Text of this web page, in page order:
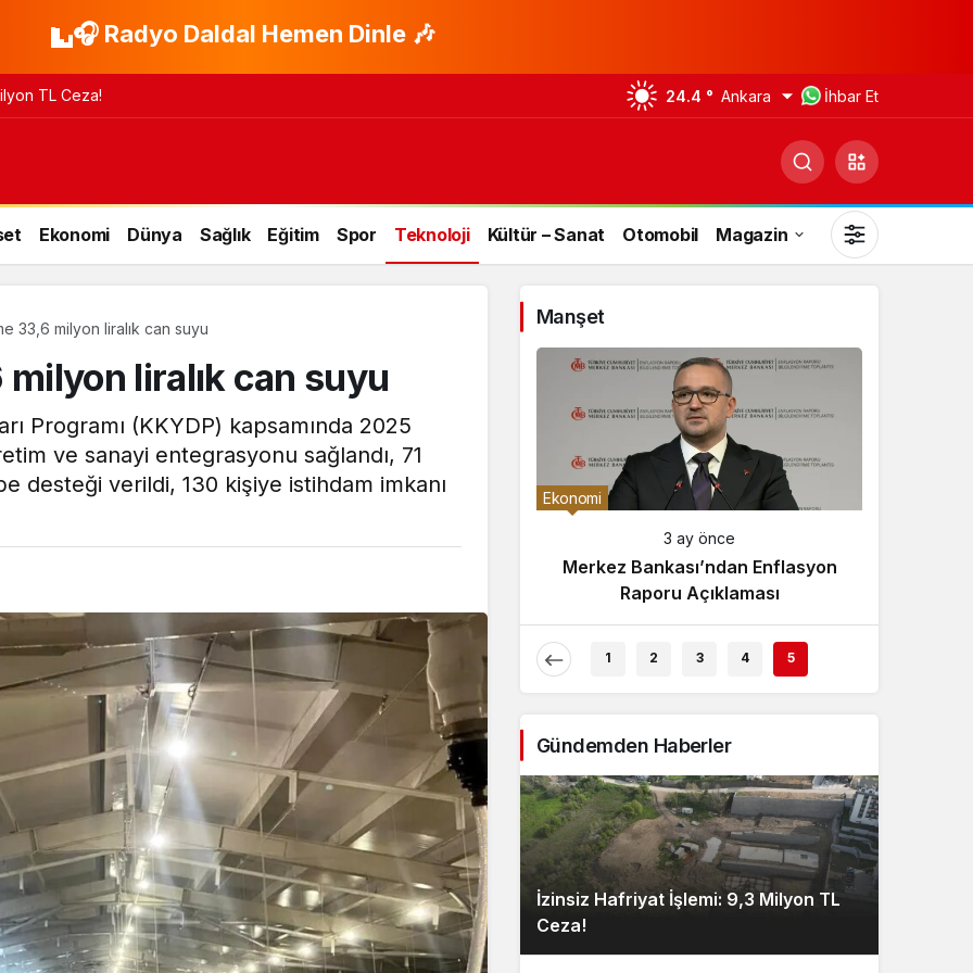
🎧 Radyo Daldal Hemen Dinle 🎶
TL Ceza! 24.4 ° Ankara İhbar Et
Ekonomi Dünya Sağlık Eğitim Spor Teknoloji Kültür – Sanat Otomobil Magazin
Gündüz Modu
Gündüz modunu seçin.
Gece Modu
Gece modunu seçin.
Sistem Modu
Sistem modunu seçin.
33,6 milyon liralık can suyu
liralık can suyu
Programı (KKYDP) kapsamında 2025
ve sanayi entegrasyonu sağlandı, 71
desteği verildi, 130 kişiye istihdam imkanı
Manşet
Tartışması
Son Dakika Ekonomi
3 ay önce
Merkez Bankası’ndan Enflasyon
Raporu Açıklaması
1 2 3 4 5
Gündemden Haberler
İzinsiz Hafriyat İşlemi: 9,3 Milyon TL
Ceza!